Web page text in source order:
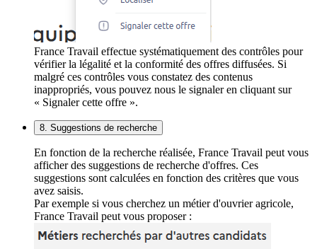
France Travail effectue systématiquement des contrôles pour
vérifier la légalité et la conformité des offres diffusées. Si
malgré ces contrôles vous constatez des contenus
inappropriés, vous pouvez nous le signaler en cliquant sur
« Signaler cette offre ».
8. Suggestions de recherche
En fonction de la recherche réalisée, France Travail peut vous
afficher des suggestions de recherche d'offres. Ces
suggestions sont calculées en fonction des critères que vous
avez saisis.
Par exemple si vous cherchez un métier d'ouvrier agricole,
France Travail peut vous proposer :